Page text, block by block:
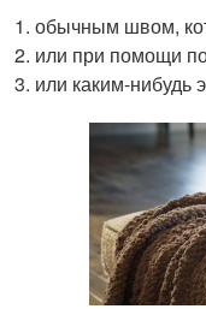
обычным швом,
или при помощи
или каким-